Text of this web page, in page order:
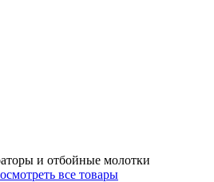
и отбойные молотки
все товары